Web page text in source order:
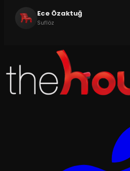
Ece Özaktuğ
Suflöz